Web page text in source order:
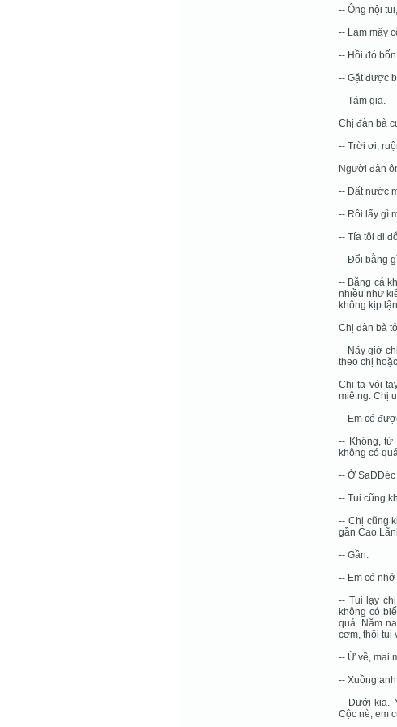
-- Ông nội
-- Làm mấy
-- Hồi đó
-- Gặt được
-- Tám giạ.
Chị đàn bà
-- Trời ơi,
Người đàn
-- Đất nước
-- Rồi lấy gì
-- Tía tôi đi
-- Đổi bằng
-- Bằng cá
nhiều như
không kịp
Chị đàn bà
-- Nãy giờ
theo chị
Chị ta vói
miê.ng. Chị
-- Em có
-- Không, từ
không có
-- Ở
-- Tui cũng
-- Chị cũng
gần Cao
-- Gần.
-- Em có
-- Tui lạy
không có
quá. Năm
cơm, thôi tui
-- Ừ về, mai
-- Xuồng
-- Dưới kia.
Cộc nè, em